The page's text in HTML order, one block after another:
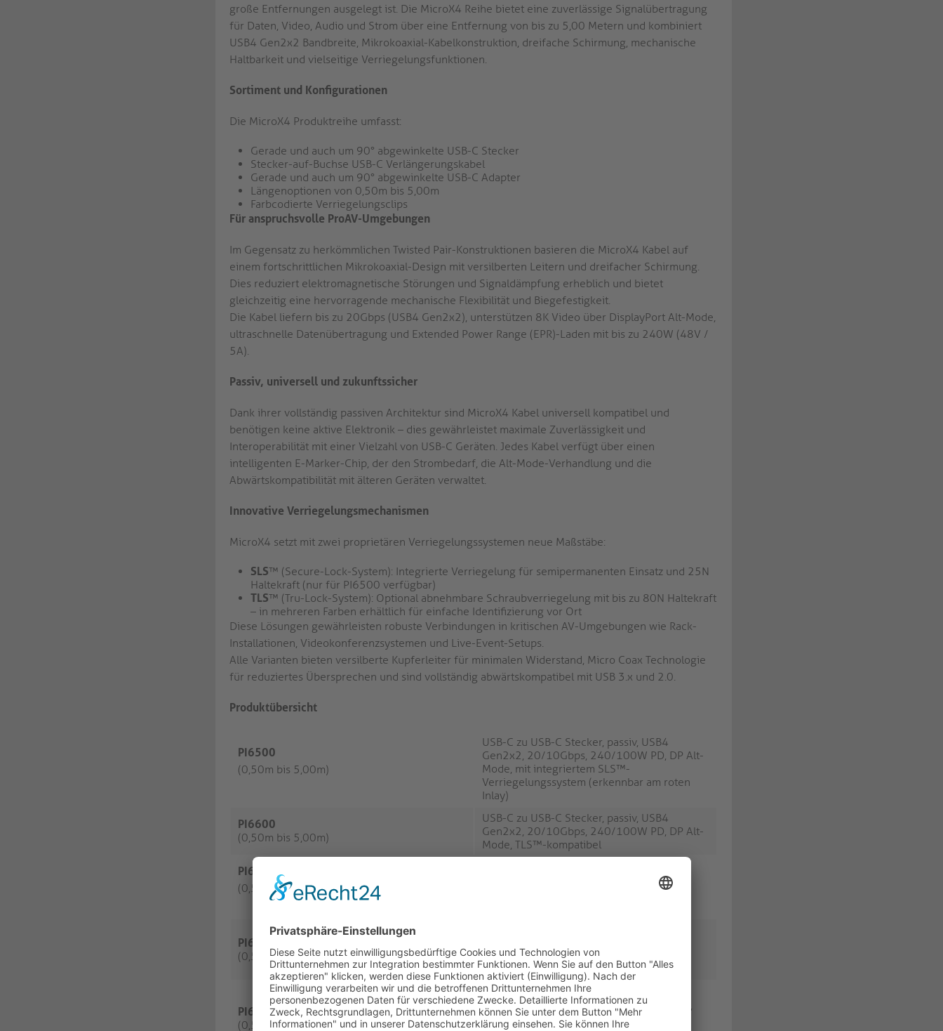
große Entfernungen ausgelegt ist. Die MicroX4 Reihe bietet eine zuverlässige Signalübertragung
für Daten, Video, Audio und Strom über eine Entfernung von bis zu 5,00 Metern und kombiniert
USB4 Gen2x2 Bandbreite, Mikrokoaxial-Kabelkonstruktion, dreifache Schirmung, mechanische
Haltbarkeit und vielseitige Verriegelungsfunktionen.
Sortiment und Konfigurationen
Die MicroX4 Produktreihe umfasst:
Gerade und auch um 90° abgewinkelte USB-C Stecker
Stecker-auf-Buchse USB-C Verlängerungskabel
Gerade und auch um 90° abgewinkelte USB-C Adapter
Längenoptionen von 0,50m bis 5,00m
Farbcodierte Verriegelungsclips
Für anspruchsvolle ProAV-Umgebungen
Im Gegensatz zu herkömmlichen Twisted Pair-Konstruktionen basieren die MicroX4 Kabel auf
einem fortschrittlichen Mikrokoaxial-Design mit versilberten Leitern und dreifacher Schirmung.
Dies reduziert elektromagnetische Störungen und Signaldämpfung erheblich und bietet
gleichzeitig eine hervorragende mechanische Flexibilität und Biegefestigkeit.
Die Kabel liefern bis zu 20Gbps (USB4 Gen2x2), unterstützen 8K Video über DisplayPort Alt-Mode,
ultraschnelle Datenübertragung und Extended Power Range (EPR)-Laden mit bis zu 240W (48V /
5A).
Passiv, universell und zukunftssicher
Dank ihrer vollständig passiven Architektur sind MicroX4 Kabel universell kompatibel und
benötigen keine aktive Elektronik – dies gewährleistet maximale Zuverlässigkeit und
Interoperabilität mit einer Vielzahl von USB-C Geräten. Jedes Kabel verfügt über einen
intelligenten E-Marker-Chip, der den Strombedarf, die Alt-Mode-Verhandlung und die
Abwärtskompatibilität mit älteren Geräten verwaltet.
Innovative Verriegelungsmechanismen
MicroX4 setzt mit zwei proprietären Verriegelungssystemen neue Maßstäbe:
SLS™ (Secure-Lock-System): Integrierte Verriegelung für semipermanenten Einsatz und 25N
Haltekraft (nur für PI6500 verfügbar)
TLS™ (Tru-Lock-System): Optional abnehmbare Schraubverriegelung mit bis zu 80N Haltekraft
– in mehreren Farben erhältlich für einfache Identifizierung vor Ort
Diese Lösungen gewährleisten robuste Verbindungen in kritischen AV-Umgebungen wie Rack-
Installationen, Videokonferenzsystemen und Live-Event-Setups.
Alle Varianten bieten versilberte Kupferleiter für minimalen Widerstand, Micro Coax Technologie
für reduziertes Übersprechen und sind vollständig abwärtskompatibel mit USB 3.x und 2.0.
Produktübersicht
PI6500
(0,50m bis 5,00m)
USB-C zu USB-C Stecker, passiv, USB4
Gen2x2, 20/10Gbps, 240/100W PD, DP Alt-
Mode, mit integriertem SLS™-
Verriegelungssystem (erkennbar am roten
Inlay)
PI6600
(0,50m bis 5,00m)
USB-C zu USB-C Stecker, passiv, USB4
Gen2x2, 20/10Gbps, 240/100W PD, DP Alt-
Mode, TLS™-kompatibel
PI6610
(0,50m bis 5,00m)
(oben/unten), passiv, USB4 Gen2x2,
20/10Gbps, 240/100W PD, DP Alt-Mode,
PI6620
(0,50m bis 5,00m)
20/10Gbps, 240/100W PD, DP Alt-Mode,
TLS™-kompatibel
PI6630
(0,50m bis 3,00m)
USB-C Stecker zu USB-C Buchse
Verlängerungskabel, passiv, USB4 Gen2x2,
20/10Gbps, 240/100W PD, DP Alt-Mode,